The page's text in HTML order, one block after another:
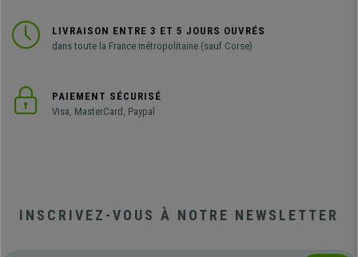
LIVRAISON ENTRE 3 ET 5 JOURS OUVRÉS
dans toute la France métropolitaine (sauf Corse)
PAIEMENT SÉCURISÉ
Visa, MasterCard, Paypal
INSCRIVEZ-VOUS À NOTRE NEWSLETTER